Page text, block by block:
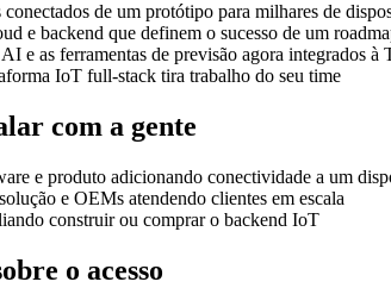
de um protótipo para milhares de
e backend que definem o sucesso de um
e as ferramentas de previsão agora integrados à
IoT full-stack tira trabalho do seu time
com a gente
e produto adicionando conectividade a um
e OEMs atendendo clientes em escala
construir ou comprar o backend IoT
o acesso